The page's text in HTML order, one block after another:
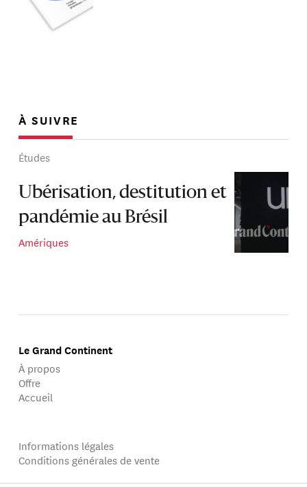
À SUIVRE
Études
Ubérisation, destitution et
pandémie au Brésil
Amériques
Le Grand Continent
À propos
Offre
Accueil
Informations légales
Conditions générales de vente